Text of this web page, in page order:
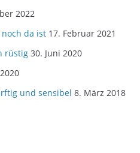
2022
da ist 17. Februar 2021
rüstig 30. Juni 2020
und sensibel 8. März 2018